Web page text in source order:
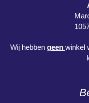
Wij hebben geen winkel